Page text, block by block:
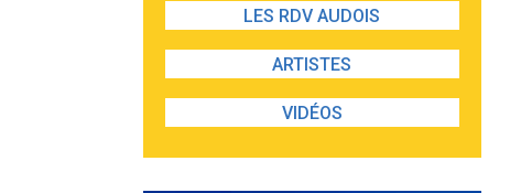
LES RDV AUDOIS
ARTISTES
VIDÉOS